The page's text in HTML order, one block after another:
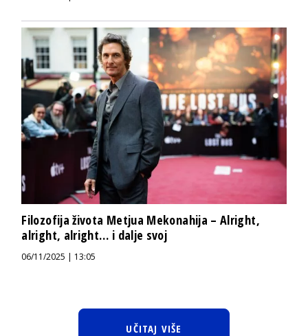
Filozofija života Metjua Mekonahija – Alright,
alright, alright… i dalje svoj
06/11/2025 | 13:05
UČITAJ VIŠE